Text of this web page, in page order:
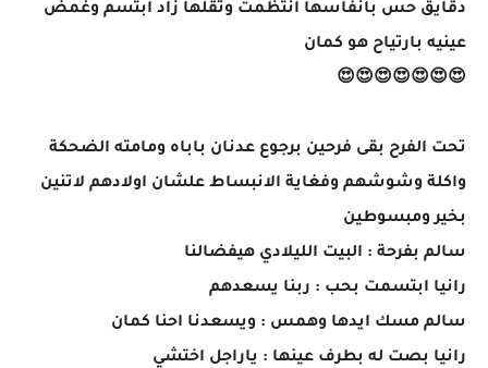
دقايق حس بأنفاسها انتظمت وتقلها زاد ابتسم وغمض
عينيه بارتياح هو كمان
😍😍😍😍😍😍😍
تحت الفرح بقى فرحين برجوع عدنان باباه ومامته الضحكة
واكلة وشوشهم وفغاية الانبساط علشان اولادهم لاتنين
بخير ومبسوطين
سالم بفرحة : البيت الليلادي هيفضالنا
رانيا ابتسمت بحب : ربنا يسعدهم
سالم مسك ايدها وهمس : ويسعدنا احنا كمان
رانيا بصت له بطرف عينها : ياراجل اختشي